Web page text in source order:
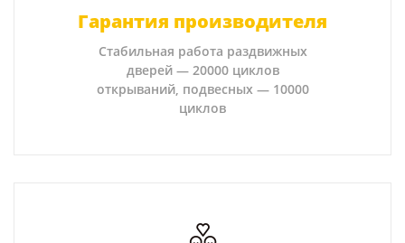
Гарантия производителя
Стабильная работа раздвижных
дверей — 20000 циклов
открываний, подвесных — 10000
циклов